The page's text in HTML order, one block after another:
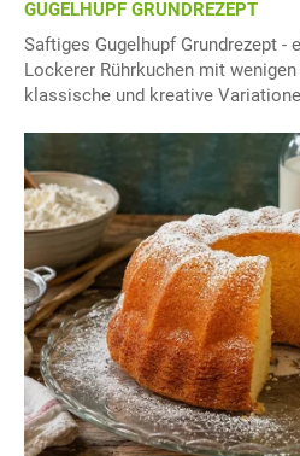
GUGELHUPF GRUNDREZEPT
Saftiges Gugelhupf Grundrezept -
Lockerer Rührkuchen mit
klassische und kreative